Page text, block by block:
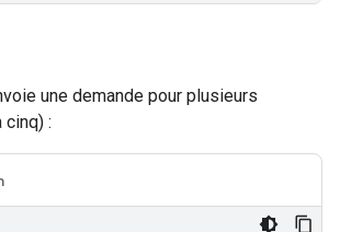
une demande pour plusieurs
cinq) :